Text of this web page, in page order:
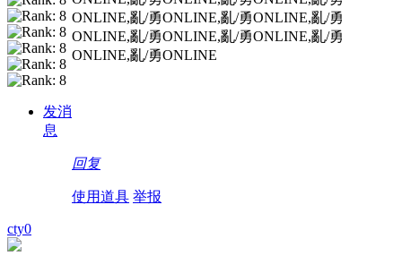
发消
息
ONLINE,亂/勇ONLINE,亂/勇ONLINE,亂/勇
ONLINE,亂/勇ONLINE,亂/勇ONLINE,亂/勇
ONLINE,亂/勇ONLINE
回复
使用道具 举报
cty0